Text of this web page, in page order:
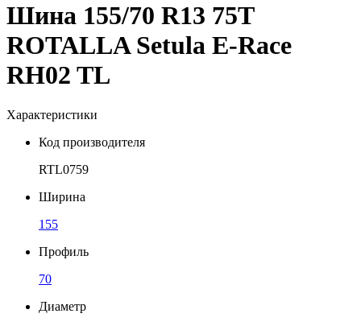
Шина 155/70 R13 75T
ROTALLA Setula E-Race
RH02 TL
Характеристики
Код производителя
RTL0759
Ширина
155
Профиль
70
Диаметр